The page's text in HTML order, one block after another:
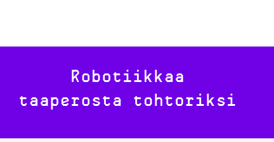
Robotiikkaa
taaperosta tohtoriksi